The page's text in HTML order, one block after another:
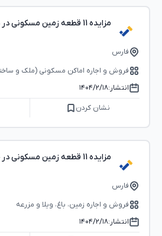
مزایده 11 قطعه زمین مسکونی در دبیران (مسکن ملی)
فارس
فروش و اجاره اماکن مسکونی (ملک و
انتشار:۱۴۰۴/۲/۱۸
نشان کردن
مزایده 11 قطعه زمین مسکونی در شهر دبیران
فارس
فروش و اجاره زمین، باغ، ویلا و مزرعه
انتشار:۱۴۰۴/۲/۱۸